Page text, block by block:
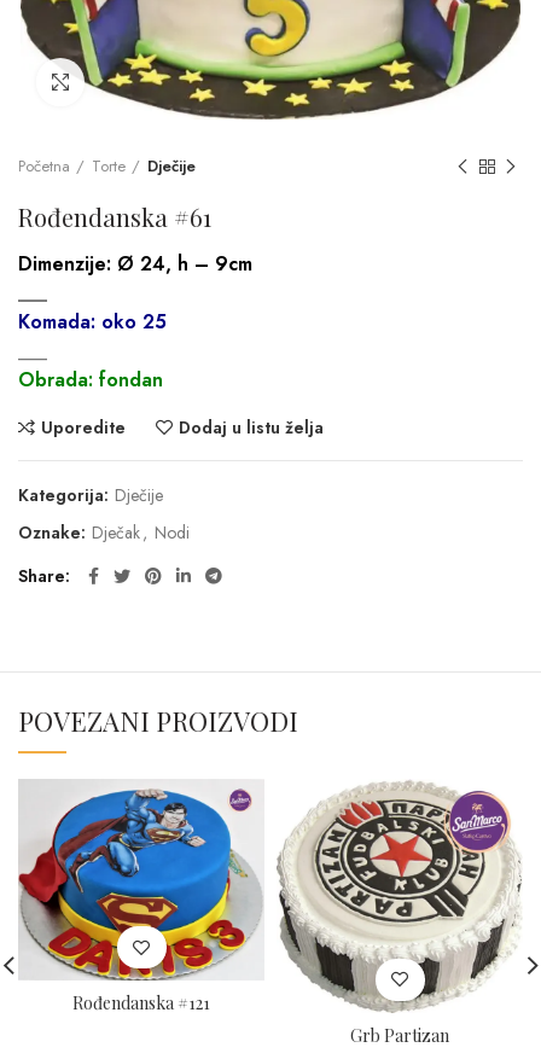
Click to enlarge
Početna Torte Dječije
Rođendanska #61
Dimenzije: Ø 24, h – 9cm
___
Komada: oko 25
Obrada: fondan
Uporedite Dodaj u listu želja
Kategorija: Dječije
Oznake: Dječak, Nodi
Share
POVEZANI PROIZVODI
Rođendanska #121
Grb Partizan